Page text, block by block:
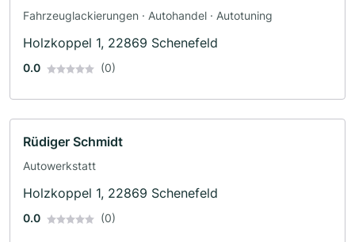
Fahrzeuglackierungen · Autohandel · Autotuning
Holzkoppel 1, 22869 Schenefeld
0.0 (0)
Rüdiger Schmidt
Autowerkstatt
Holzkoppel 1, 22869 Schenefeld
0.0 (0)